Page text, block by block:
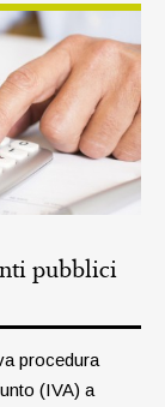
pubblici
procedura
(IVA) a